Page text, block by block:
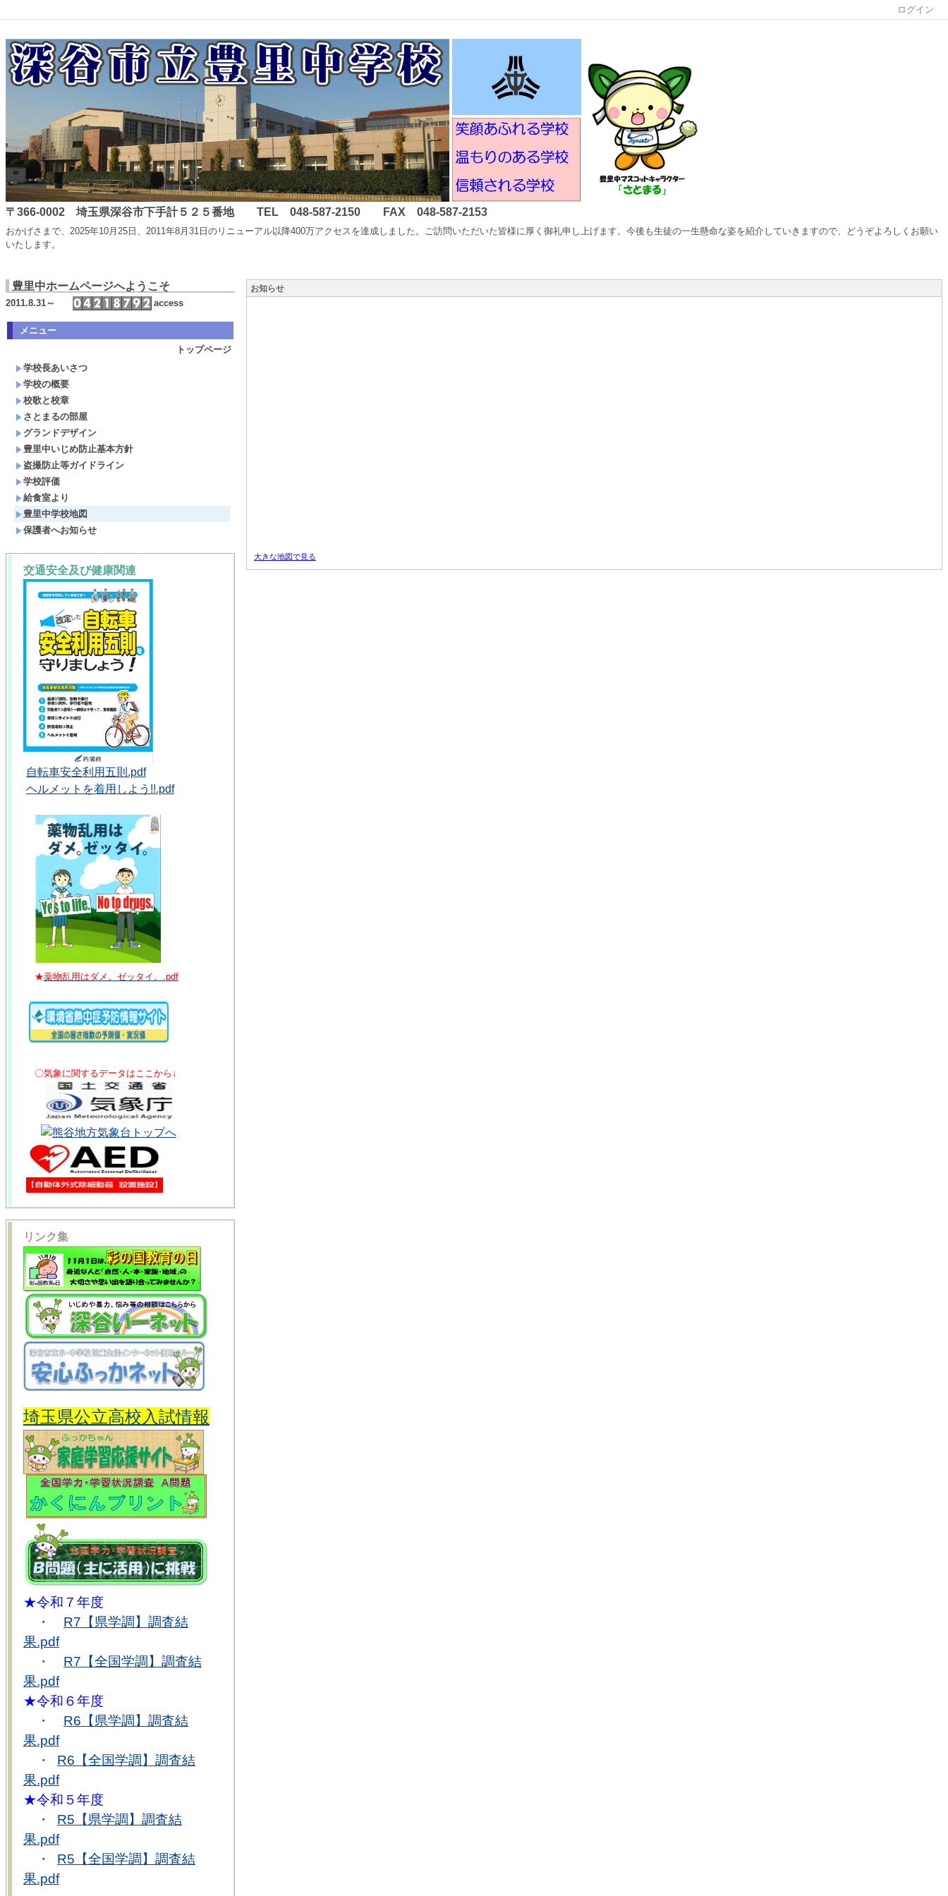
ログイン
〒366-0002 埼玉県深谷市下手計５２５番地 TEL 048-587-2150 FAX 048-587-2153
おかげさまで、2025年10月25日、2011年8月31日のリニューアル以降400万アクセスを達成しました。ご訪問いただいた皆様に厚く御礼申し上げます。今後も生徒の一生懸命な姿を紹介していきますので、どうぞよろしくお願い
いたします。
豊里中ホームページへようこそ
2011.8.31～ access
メニュー
トップページ
学校長あいさつ
学校の概要
校歌と校章
さとまるの部屋
グランドデザイン
豊里中いじめ防止基本方針
盗撮防止等ガイドライン
学校評価
給食室より
豊里中学校地図
保護者へお知らせ
交通安全及び健康関連
自転車安全利用五則.pdf
ヘルメットを着用しよう!!.pdf
★薬物乱用はダメ。ゼッタイ。.pdf
〇気象に関するデータはここから↓
リンク集
埼玉県公立高校入試情報
★令和７年度
・ R7【県学調】調査結
果.pdf
・ R7【全国学調】調査結
果.pdf
★令和６年度
・ R6【県学調】調査結
果.pdf
・ R6【全国学調】調査結
果.pdf
★令和５年度
・ R5【県学調】調査結
果.pdf
・ R5【全国学調】調査結
果.pdf
お知らせ
大きな地図で見る